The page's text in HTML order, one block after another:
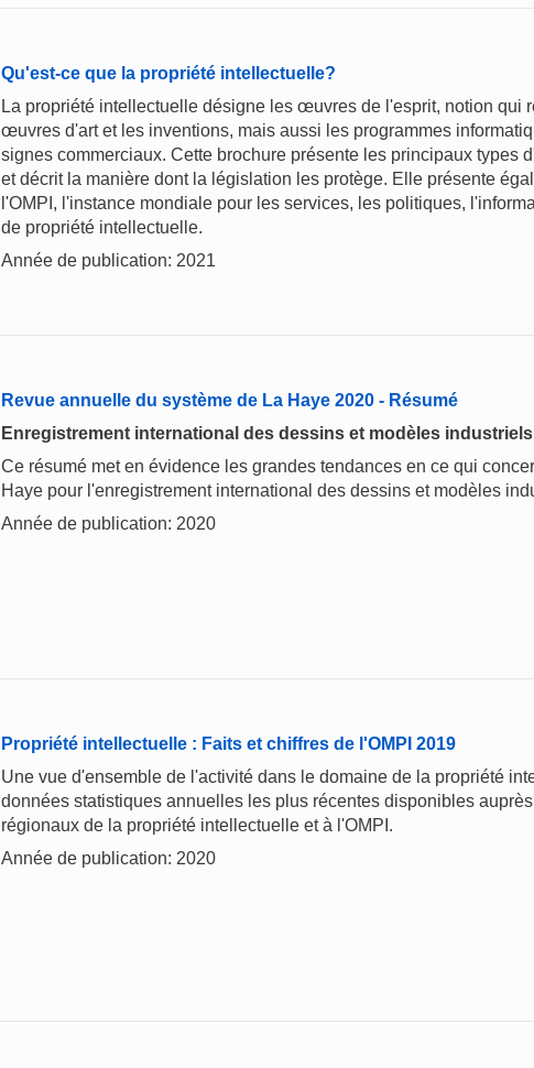
Qu'est-ce que la propriété intellectuelle?
La propriété intellectuelle désigne les œuvres de l'esprit, notion qui
œuvres d'art et les inventions, mais aussi les programmes
signes commerciaux. Cette brochure présente les principaux types
et décrit la manière dont la législation les protège. Elle présente
l'OMPI, l'instance mondiale pour les services, les politiques,
de propriété intellectuelle.
Année de publication: 2021
Revue annuelle du système de La Haye 2020 - Résumé
Enregistrement international des dessins et modèles industriels
Ce résumé met en évidence les grandes tendances en ce qui
Haye pour l'enregistrement international des dessins et modèles
Année de publication: 2020
Propriété intellectuelle : Faits et chiffres de l'OMPI 2019
Une vue d'ensemble de l'activité dans le domaine de la propriété
données statistiques annuelles les plus récentes disponibles
régionaux de la propriété intellectuelle et à l'OMPI.
Année de publication: 2020